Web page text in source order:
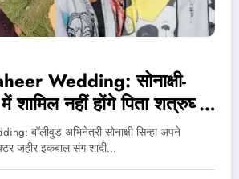
Wedding: सोनाक्षी-
शामिल नहीं होंगे पिता शत्रुघ्न
ने दिया ये जवाब
बॉलीवुड अभिनेत्री सोनाक्षी सिन्हा अपने
जहीर इकबाल संग शादी…